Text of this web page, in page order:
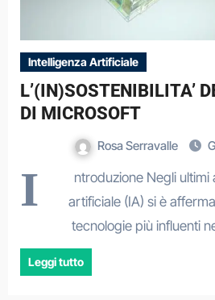
Intelligenza Artificiale
L’(IN)SOSTENIBILITA’
DI MICROSOFT
Rosa Serravalle
I
ntroduzione Negli ultimi
artificiale (IA) si è
tecnologie più influenti
Leggi tutto